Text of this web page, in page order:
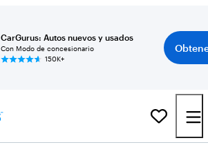
CarGurus: Autos nuevos y usados
Con Modo de concesionario
150K+